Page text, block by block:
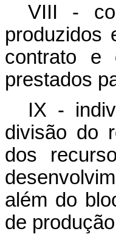
VIII -
produzidos
contrato e
prestados
IX -
divisão do
dos
além do
de